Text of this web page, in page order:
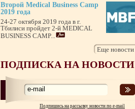
Второй Medical Business Camp
2019 года
24-27 октября 2019 года в г.
Тбилиси пройдет 2-й MEDICAL
BUSINESS CAMP...
Еще новости
ПОДПИСКА НА НОВОСТИ
Подпишись на рассылку новости по e-mail